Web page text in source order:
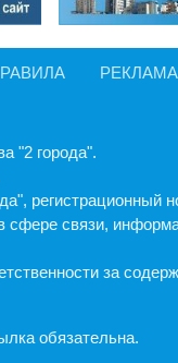
РЕКЛАМА
"2 города".
сфере связи,
за
обязательна.